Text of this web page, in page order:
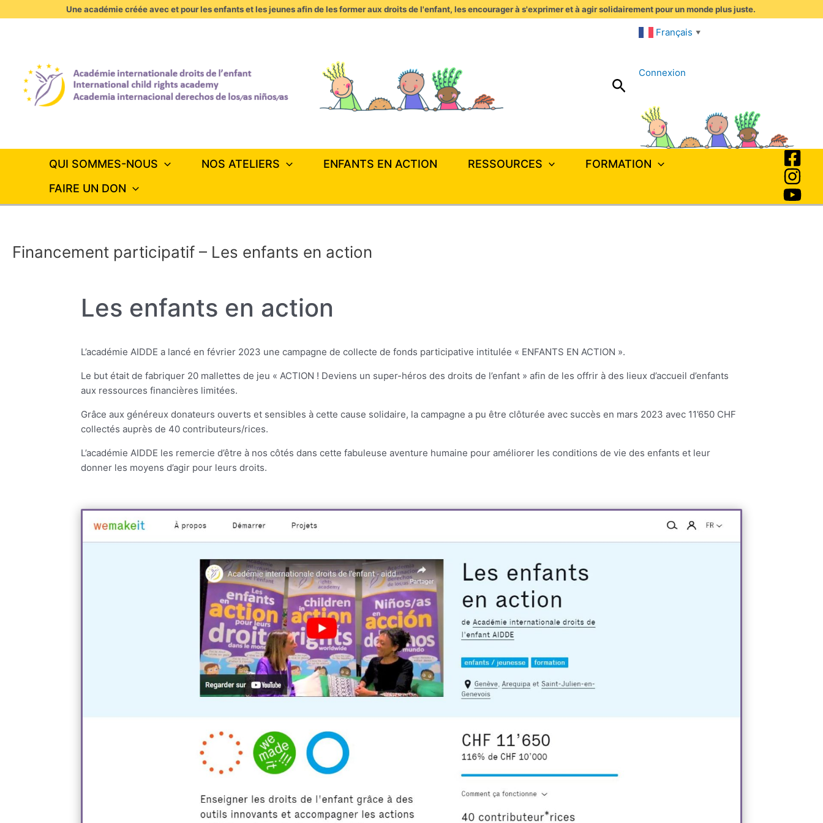
au
Une académie créée avec et pour les enfants et les jeunes afin de les former aux droits de l'enfant, les encourager à s'exprimer et à agir solidairement pour un monde plus juste.
Rechercher
Français ▼
Connexion
QUI SOMMES-NOUS NOS ATELIERS ENFANTS EN ACTION RESSOURCES
FORMATION
FAIRE UN DON
Financement participatif – Les enfants en action
Les enfants en action
L’académie AIDDE a lancé en février 2023 une campagne de collecte de fonds participative intitulée « ENFANTS EN ACTION ».
Le but était de fabriquer 20 mallettes de jeu « ACTION ! Deviens un super-héros des droits de l’enfant » afin de les offrir à des lieux d’accueil d’enfants
aux ressources financières limitées.
Grâce aux généreux donateurs ouverts et sensibles à cette cause solidaire, la campagne a pu être clôturée avec succès en mars 2023 avec 11’650 CHF
collectés auprès de 40 contributeurs/rices.
L’académie AIDDE les remercie d’être à nos côtés dans cette fabuleuse aventure humaine pour améliorer les conditions de vie des enfants et leur
donner les moyens d’agir pour leurs droits.